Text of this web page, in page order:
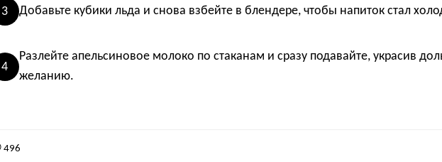
3 Добавьте кубики льда и снова взбейте в блендере, чтобы напиток стал
4
Разлейте апельсиновое молоко по стаканам и сразу подавайте, украсив
желанию.
496